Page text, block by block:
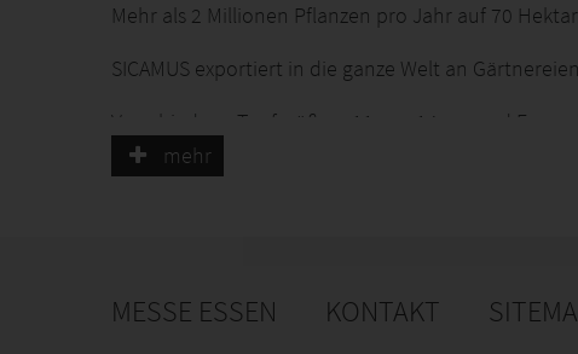
Mehr als 2 Millionen Pflanzen pro Jahr auf 70 Hektar.
SICAMUS exportiert in die ganze Welt an
Verschiedene Topfgrößen: 11 cm, 14 cm und
SICAMUS hat auch seine eigene Forschung und
mehr
MESSE ESSEN KONTAKT